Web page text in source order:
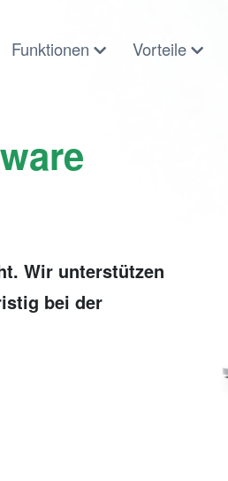
Funktionen Vorteile
Wir unterstützen
bei der